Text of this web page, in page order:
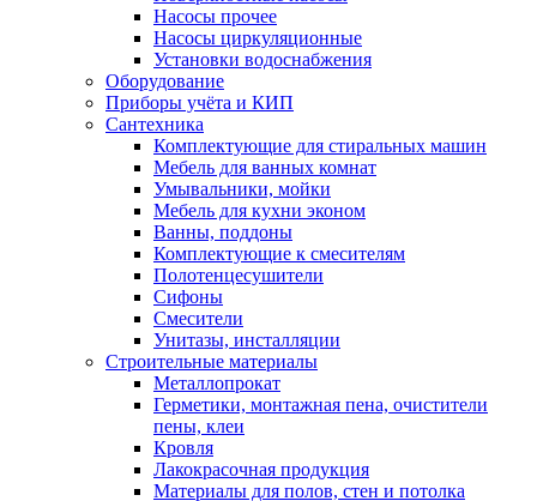
Насосы прочее
Насосы циркуляционные
Установки водоснабжения
Оборудование
Приборы учёта и КИП
Сантехника
Комплектующие для стиральных машин
Мебель для ванных комнат
Умывальники, мойки
Мебель для кухни эконом
Ванны, поддоны
Комплектующие к смесителям
Полотенцесушители
Сифоны
Смесители
Унитазы, инсталляции
Строительные материалы
Металлопрокат
Герметики, монтажная пена, очистители
пены, клеи
Кровля
Лакокрасочная продукция
Материалы для полов, стен и потолка